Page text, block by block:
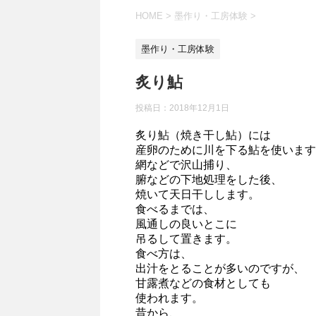
HOME > 墨作り・工房体験 >
墨作り・工房体験
炙り鮎
投稿日： 2018年12月1日
炙り鮎（焼き干し鮎）には
産卵のために川を下る鮎を使いま
網などで沢山捕り、
腑などの下地処理をした後、
焼いて天日干しします。
食べるまでは、
風通しの良いとこに
吊るして置きます。
食べ方は、
出汁をとることが多いのですが、
甘露煮などの食材としても
使われます。
昔から、